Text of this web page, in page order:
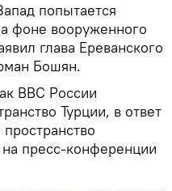
попытается
фоне вооруженного
глава Ереванского
Бошян.
ВВС России
Турции, в ответ
пресс-конференции